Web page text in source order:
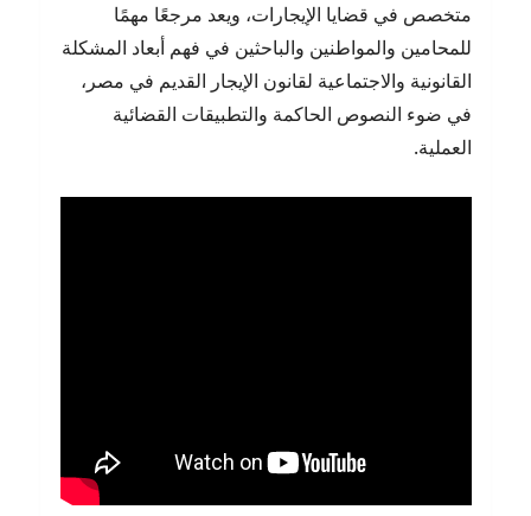
متخصص في قضايا الإيجارات، ويعد مرجعًا مهمًا
للمحامين والمواطنين والباحثين في فهم أبعاد المشكلة
القانونية والاجتماعية لقانون الإيجار القديم في مصر،
في ضوء النصوص الحاكمة والتطبيقات القضائية
العملية.